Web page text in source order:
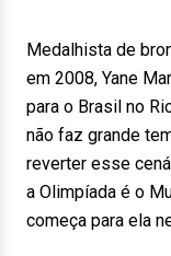
Medalhista de
em 2008, Yane
para o Brasil no
não faz grande
reverter esse
a Olimpíada é o
começa para ela